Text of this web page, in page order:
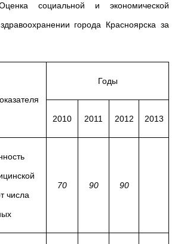
социальной и экономической
города Красноярска за
Годы
2010 2011 2012 2013
числа
70 90 90